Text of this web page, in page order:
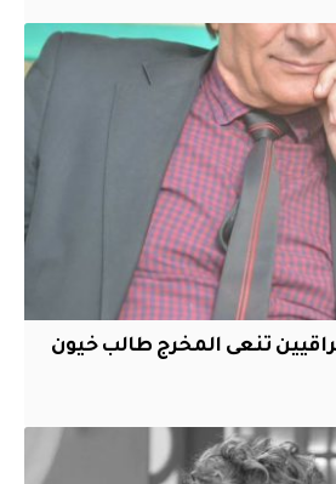
تنعى المخرج طالب خيون